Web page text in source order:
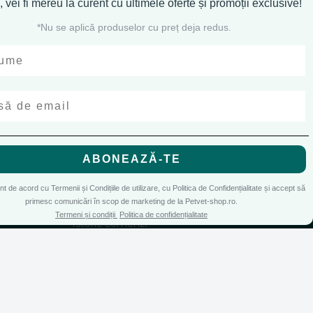
cookiessi cu
Accepta toate cookie-urile
Doar cookie-uri esentiale
CONT CLIENT
Contul meu
Inregistrare
Recuperare parola
Istoric comenzi
vei fi mereu la curent cu ultimele oferte și promoții exclusive!
*Nu se aplică produselor cu preț deja redus.
ABONEAZĂ-TE
de acord cu Termenii și Condițiile de utilizare, cu Politica de Confidențialitate și accept să
primesc comunicări în scop de marketing de la Petvet-shop.ro.
Termeni și condiții Politica de confidențialitate